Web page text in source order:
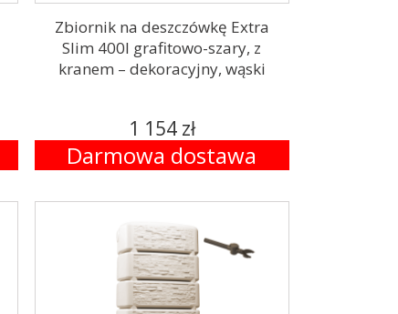
Zbiornik na deszczówkę Extra
Slim 400l grafitowo-szary, z
kranem – dekoracyjny, wąski
1 154 zł
Darmowa dostawa